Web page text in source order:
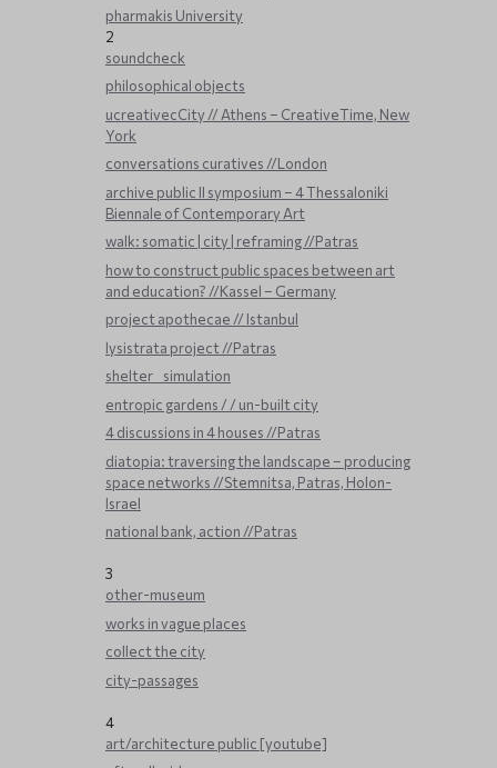
pharmakis University
2
soundcheck
philosophical objects
ucreativecCity // Athens – CreativeTime, New
York
conversations curatives //London
archive public ΙΙ symposium – 4 Thessaloniki
Biennale of Contemporary Art
walk: somatic | city | reframing //Patras
how to construct public spaces between art
and education? //Kassel – Germany
project apothecae // Istanbul
lysistrata project //Patras
shelter _ simulation
entropic gardens / / un-built city
4 discussions in 4 houses //Patras
diatopia: traversing the landscape – producing
space networks //Stemnitsa, Patras, Holon-
Israel
national bank, action //Patras
3
other-museum
works in vague places
collect the city
city-passages
4
art/architecture public [youtube]